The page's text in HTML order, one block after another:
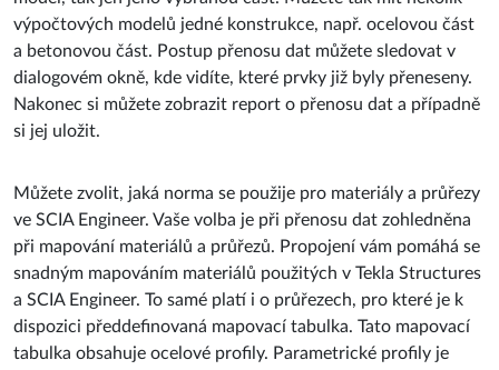
výpočtových modelů jedné konstrukce, např. ocelovou část
a betonovou část. Postup přenosu dat můžete sledovat v
dialogovém okně, kde vidíte, které prvky již byly přeneseny.
Nakonec si můžete zobrazit report o přenosu dat a případně
si jej uložit.
Můžete zvolit, jaká norma se použije pro materiály a průřezy
ve SCIA Engineer. Vaše volba je při přenosu dat zohledněna
při mapování materiálů a průřezů. Propojení vám pomáhá se
snadným mapováním materiálů použitých v Tekla Structures
a SCIA Engineer. To samé platí i o průřezech, pro které je k
dispozici předdefinovaná mapovací tabulka. Tato mapovací
tabulka obsahuje ocelové profily. Parametrické profily je